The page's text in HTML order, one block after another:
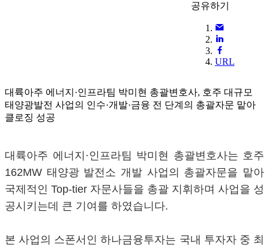
공유하기
URL
대륙아주 에너지·인프라팀 박미현 총괄변호사, 호주 대규모
태양광발전 사업의 인수·개발·금융 전 단계의 총괄자문 맡아
클로징 성공
대륙아주 에너지·인프라팀 박미현 총괄변호사는 호주
162MW 태양광 발전소 개발 사업의 총괄자문을 맡아
국제적인 Top-tier 자문사들을 총괄 지휘하며 사업을 성
공시키는데 큰 기여를 하였습니다.
본 사업의 스폰서인 하나금융투자는 국내 투자자 중 최